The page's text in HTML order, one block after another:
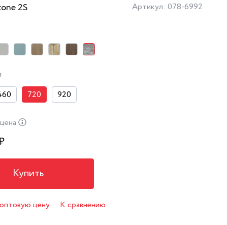
2S Артикул: 078-6992
720 920
Купить
цену К сравнению